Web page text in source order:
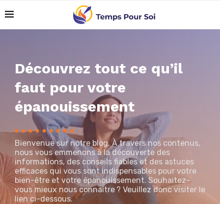
Découvrez tout ce qu’il
faut pour votre
épanouissement
Bienvenue sur notre blog. À travers nos contenus,
nous vous emmenons à la découverte des
informations, des conseils fiables et des astuces
efficaces qui vous sont indispensables pour votre
bien-être et votre épanouissement. Souhaitez-
vous mieux nous connaître ? Veuillez donc visiter le
lien ci-dessous.